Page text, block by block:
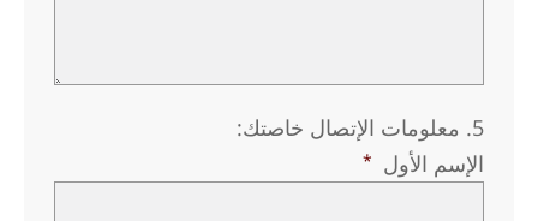
5. معلومات الإتصال خاصتك:
الإسم الأول